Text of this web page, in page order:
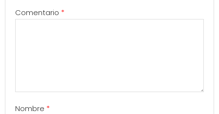
Comentario *
Nombre *